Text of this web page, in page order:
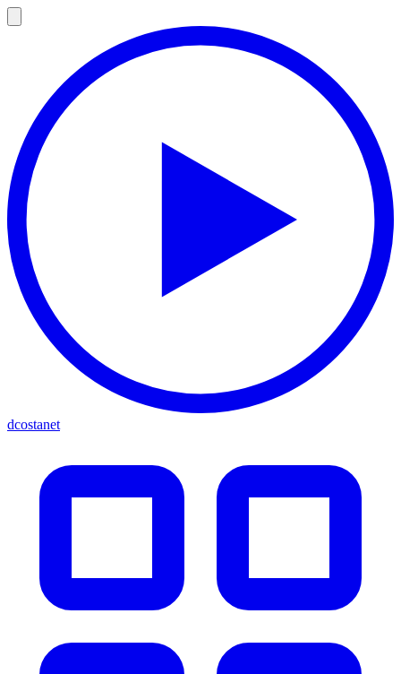
dcostanet